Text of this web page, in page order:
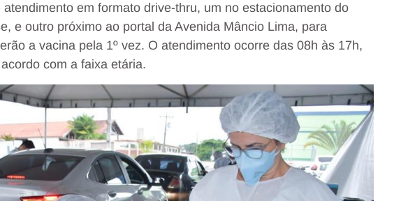
em formato drive-thru, um no estacionamento do
e outro próximo ao portal da Avenida Mâncio Lima, para
a vacina pela 1º vez. O atendimento ocorre das 08h às 17h,
com a faixa etária.